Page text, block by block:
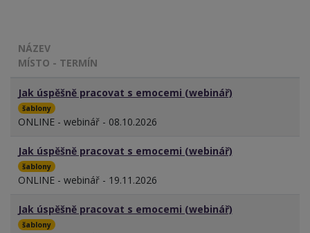
NÁZEV
MÍSTO - TERMÍN
Jak úspěšně pracovat s emocemi (webinář)
šablony
ONLINE - webinář - 08.10.2026
Jak úspěšně pracovat s emocemi (webinář)
šablony
ONLINE - webinář - 19.11.2026
Jak úspěšně pracovat s emocemi (webinář)
šablony